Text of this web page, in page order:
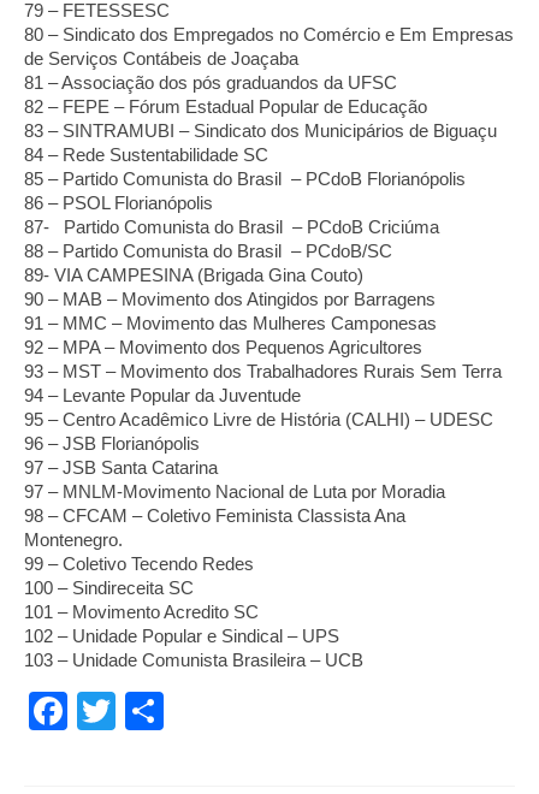
79 – FETESSESC
80 – Sindicato dos Empregados no Comércio e Em Empresas
de Serviços Contábeis de Joaçaba
81 – Associação dos pós graduandos da UFSC
82 – FEPE – Fórum Estadual Popular de Educação
83 – SINTRAMUBI – Sindicato dos Municipários de Biguaçu
84 – Rede Sustentabilidade SC
85 – Partido Comunista do Brasil  – PCdoB Florianópolis
86 – PSOL Florianópolis
87-   Partido Comunista do Brasil  – PCdoB Criciúma
88 – Partido Comunista do Brasil  – PCdoB/SC
89- VIA CAMPESINA (Brigada Gina Couto)
90 – MAB – Movimento dos Atingidos por Barragens
91 – MMC – Movimento das Mulheres Camponesas
92 – MPA – Movimento dos Pequenos Agricultores
93 – MST – Movimento dos Trabalhadores Rurais Sem Terra
94 – Levante Popular da Juventude
95 – Centro Acadêmico Livre de História (CALHI) – UDESC
96 – JSB Florianópolis
97 – JSB Santa Catarina
97 – MNLM-Movimento Nacional de Luta por Moradia
98 – CFCAM – Coletivo Feminista Classista Ana
Montenegro.
99 – Coletivo Tecendo Redes
100 – Sindireceita SC
101 – Movimento Acredito SC
102 – Unidade Popular e Sindical – UPS
103 – Unidade Comunista Brasileira – UCB
Facebook
Twitter